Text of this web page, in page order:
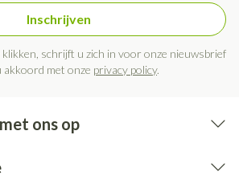
Inschrijven
schrijft u zich in voor onze nieuwsbrief
akkoord met onze privacy policy.
ons op